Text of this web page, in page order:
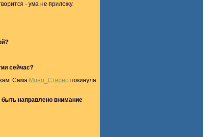
- ума не приложу.
сейчас?
Сама Моно_Стерео покинула
направлено внимание